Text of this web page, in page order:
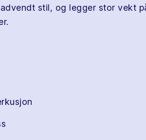
stil, og legger stor vekt